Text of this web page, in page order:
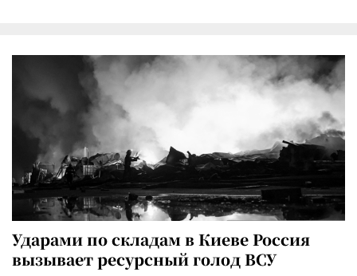
Ударами по складам в Киеве Россия
вызывает ресурсный голод ВСУ